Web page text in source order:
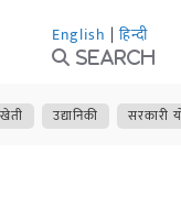
English | हिन्दी
Search
उद्यानिकी सरकारी